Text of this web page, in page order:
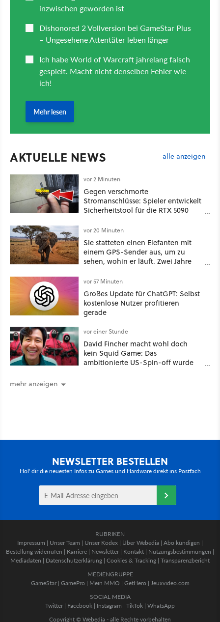
AKTUELLE NEWS alle anzeigen
vor 2 Minuten
Gegen verschmorte
Stromanschlüsse: Spieler entwickelt
Sicherheitstool für die RTX 5090
Verfügung
vor 20 Minuten
Sie statteten einen Elefanten mit
einem GPS-Sender aus, um zu
sehen, wohin er läuft. Zwei Jahre
gezeichnet, die die Menschen für
längst gelöscht hielten
vor 57 Minuten
Großes Update für ChatGPT: Selbst
kostenlose Nutzer profitieren
gerade
vor einer Stunde
David Fincher macht wohl doch
kein Squid Game: Das
ambitionierte US-Spin-off wurde
mehr anzeigen
NEWSLETTER BESTELLEN
Hol' dir die neuesten Infos zu Games und Hardware direkt ins Postfach
RUBRIKEN
Impressum | Unser Team | Unser Kodex | Über Webedia | Abo kündigen |
Bestellung widerrufen | Karriere | Newsletter | Kontakt | Nutzungsbestimmungen |
Mediadaten | Datenschutzerklärung | Cookies & Tracking | Transparenzbericht
MEDIENGRUPPE
GameStar| GamePro | Mein MMO | GetHero | Jeuxvideo.com
SOCIAL MEDIA
Twitter | Facebook | Instagram | TikTok | WhatsApp
Copyright © Webedia - alle Rechte vorbehalten